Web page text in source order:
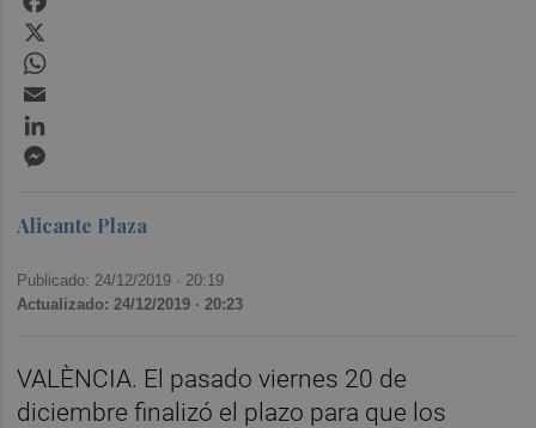
Alicante Plaza
Publicado: 24/12/2019 · 20:19
Actualizado: 24/12/2019 · 20:23
VALÈNCIA. El pasado viernes 20 de
diciembre finalizó el plazo para que los